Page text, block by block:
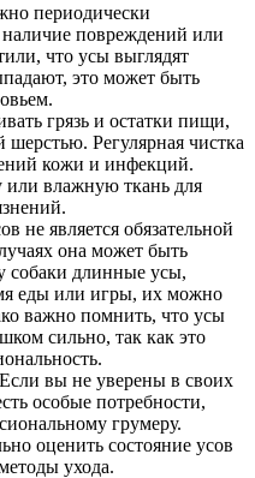
периодически
повреждений или
что усы выглядят
это может быть
грязь и остатки пищи,
Регулярная чистка
кожи и инфекций.
или влажную ткань для
не является обязательной
она может быть
собаки длинные усы,
еды или игры, их можно
важно помнить, что усы
сильно, так как это
Если вы не уверены в своих
особые потребности,
грумеру.
оценить состояние усов
ухода.